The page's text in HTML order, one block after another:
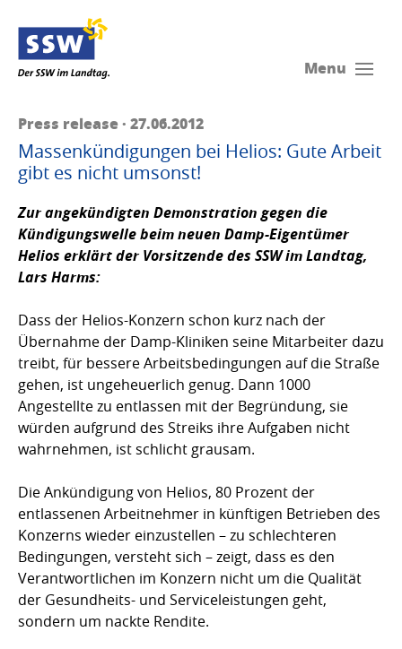
Menu
Press release · 27.06.2012
Massenkündigungen bei Helios: Gute Arbeit
gibt es nicht umsonst!
Zur angekündigten Demonstration gegen die
Kündigungswelle beim neuen Damp-Eigentümer
Helios erklärt der Vorsitzende des SSW im Landtag,
Lars Harms:
Dass der Helios-Konzern schon kurz nach der
Übernahme der Damp-Kliniken seine Mitarbeiter dazu
treibt, für bessere Arbeitsbedingungen auf die Straße
gehen, ist ungeheuerlich genug. Dann 1000
Angestellte zu entlassen mit der Begründung, sie
würden aufgrund des Streiks ihre Aufgaben nicht
wahrnehmen, ist schlicht grausam.
Die Ankündigung von Helios, 80 Prozent der
entlassenen Arbeitnehmer in künftigen Betrieben des
Konzerns wieder einzustellen – zu schlechteren
Bedingungen, versteht sich – zeigt, dass es den
Verantwortlichen im Konzern nicht um die Qualität
der Gesundheits- und Serviceleistungen geht,
sondern um nackte Rendite.